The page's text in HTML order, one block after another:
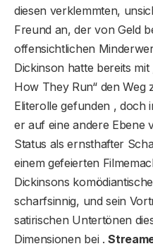
diesen verklemmten,
Freund an, der von Geld
offensichtlichen
Dickinson hatte bereits mit
How They Run“ den Weg
Eliterolle gefunden , doch
er auf eine andere Ebene
Status als ernsthafter
einem gefeierten
Dickinsons
scharfsinnig, und sein
satirischen Untertönen
Dimensionen bei .